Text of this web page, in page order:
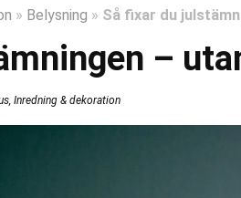
» Belysning » Så fixar du
–
, Inredning & dekoration